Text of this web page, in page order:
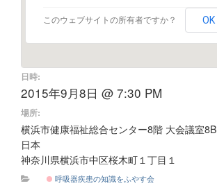
このウェブサイトの所有者ですか？ OK
日時:
2015年9月8日 @ 7:30 PM
場所:
横浜市健康福祉総合センター8階 大会議室8B
日本
神奈川県横浜市中区桜木町１丁目１
呼吸器疾患の知識をふやす会